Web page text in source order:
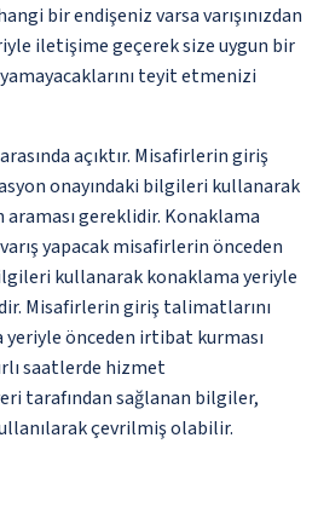
bir endişeniz varsa varışınızdan
iletişime geçerek size uygun bir
teyit etmenizi
açıktır. Misafirlerin giriş
onayındaki bilgileri kullanarak
gereklidir. Konaklama
yapacak misafirlerin önceden
kullanarak konaklama yeriyle
Misafirlerin giriş talimatlarını
önceden irtibat kurması
saatlerde hizmet
tarafından sağlanan bilgiler,
çevrilmiş olabilir.